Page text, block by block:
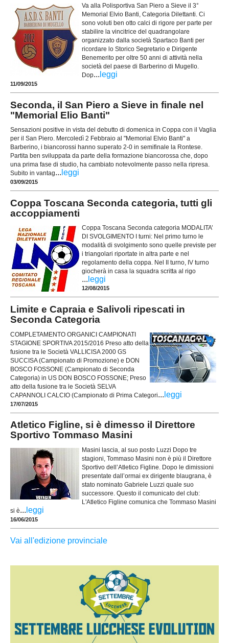
Va alla Polisportiva San Piero a Sieve il 3°
Memorial Elvio Banti, Categoria Dilettanti. Ci
sono voluti ben otto calci di rigore per parte per
stabilire la vincitrice del quadrangolare
organizzato dalla società Spartaco Banti per
ricordare lo Storico Segretario e Dirigente
Benemerito per oltre 50 anni di attività nella
società del paese di Barberino di Mugello.
Dop... leggi
11/09/2015
Seconda, il San Piero a Sieve in finale nel
"Memorial Elio Banti"
Sensazioni positive in vista del debutto di domenica in Coppa con il Vaglia
per il San Piero. Mercoledì 2 Febbraio al "Memorial Elvio Banti" a
Barberino, i biancorossi hanno superato 2-0 in semifinale la Rontese.
Partita ben sviluppata da parte della formazione biancorossa che, dopo
una prima fase di studio, ha cambiato notevolmente passo nella ripresa.
Subito in vantag... leggi
03/09/2015
Coppa Toscana Seconda categoria, tutti gli
accoppiamenti
Coppa Toscana Seconda categoria MODALITA’
DI SVOLGIMENTO I turni: Nel primo turno le
modalità di svolgimento sono quelle previste per
i triangolari riportate in altra parte e nel
regolamento della coppa. Nel II turno, IV turno
giocherà in casa la squadra scritta al rigo
... leggi
12/08/2015
Limite e Capraia e Salivoli ripescati in
Seconda Categoria
COMPLETAMENTO ORGANICI CAMPIONATI
STAGIONE SPORTIVA 2015/2016 Preso atto della
fusione tra le Società VALLICISA 2000 GS
SUCCISA (Campionato di Promozione) e DON
BOSCO FOSSONE (Campionato di Seconda
Categoria) in US DON BOSCO FOSSONE; Preso
atto della fusione tra le Società SELVA
CAPANNOLI CALCIO (Campionato di Prima Categori... leggi
17/07/2015
Atletico Figline, si è dimesso il Direttore
Sportivo Tommaso Masini
Masini lascia, al suo posto Luzzi Dopo tre
stagioni, Tommaso Masini non è più il Direttore
Sportivo dell’Atletico Figline. Dopo le dimissioni
presentate dall’ormai ex dirigente blaugrana, è
stato nominato Gabriele Luzzi quale suo
successore. Questo il comunicato del club:
L'Atletico Figline comunica che Tommaso Masini
si è... leggi
16/06/2015
Vai all'edizione provinciale